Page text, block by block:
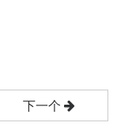
下一个